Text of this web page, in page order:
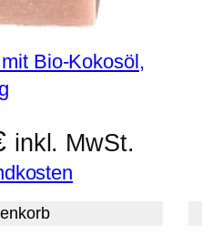
Bio-Kokosöl,
Aktueller
Preis
ist:
inkl. MwSt.